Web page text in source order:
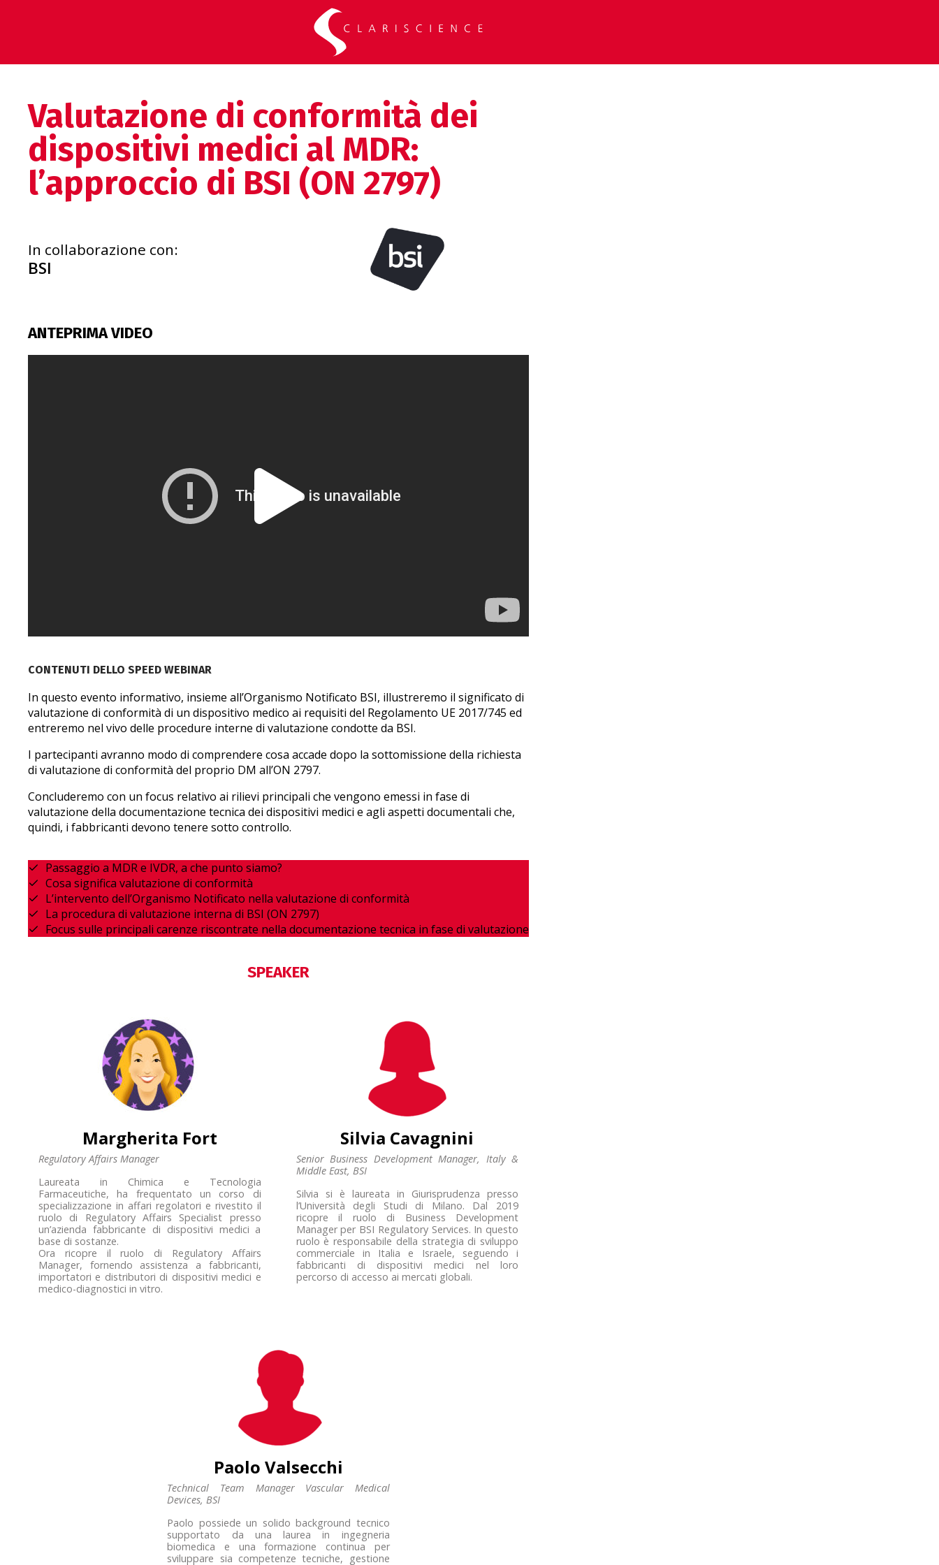
Valutazione di conformità dei
dispositivi medici al MDR:
l’approccio di BSI (ON 2797)
In collaborazione con:
BSI
ANTEPRIMA VIDEO
CONTENUTI DELLO SPEED WEBINAR
In questo evento informativo, insieme all’Organismo Notificato BSI, illustreremo il significato di
valutazione di conformità di un dispositivo medico ai requisiti del Regolamento UE 2017/745 ed
entreremo nel vivo delle procedure interne di valutazione condotte da BSI.
I partecipanti avranno modo di comprendere cosa accade dopo la sottomissione della richiesta
di valutazione di conformità del proprio DM all’ON 2797.
Concluderemo con un focus relativo ai rilievi principali che vengono emessi in fase di
valutazione della documentazione tecnica dei dispositivi medici e agli aspetti documentali che,
quindi, i fabbricanti devono tenere sotto controllo.
Passaggio a MDR e IVDR, a che punto siamo?
Cosa significa valutazione di conformità
L’intervento dell’Organismo Notificato nella valutazione di conformità
La procedura di valutazione interna di BSI (ON 2797)
Focus sulle principali carenze riscontrate nella documentazione tecnica in fase di valutazione
SPEAKER
Margherita Fort
Regulatory Affairs Manager
Laureata in Chimica e Tecnologia
Farmaceutiche, ha frequentato un corso di
specializzazione in affari regolatori e rivestito il
ruolo di Regulatory Affairs Specialist presso
un’azienda fabbricante di dispositivi medici a
base di sostanze.
Ora ricopre il ruolo di Regulatory Affairs
Manager, fornendo assistenza a fabbricanti,
importatori e distributori di dispositivi medici e
medico-diagnostici in vitro.
Silvia Cavagnini
Senior Business Development Manager, Italy &
Middle East, BSI
Silvia si è laureata in Giurisprudenza presso
l’Università degli Studi di Milano. Dal 2019
ricopre il ruolo di Business Development
Manager per BSI Regulatory Services. In questo
ruolo è responsabile della strategia di sviluppo
commerciale in Italia e Israele, seguendo i
fabbricanti di dispositivi medici nel loro
percorso di accesso ai mercati globali.
Paolo Valsecchi
Technical Team Manager Vascular Medical
Devices, BSI
Paolo possiede un solido background tecnico
supportato da una laurea in ingegneria
biomedica e una formazione continua per
sviluppare sia competenze tecniche, gestione